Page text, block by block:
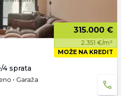
315.000 €
2.351 €/m²
MOŽE NA KREDIT
4 sprata
• Garaža